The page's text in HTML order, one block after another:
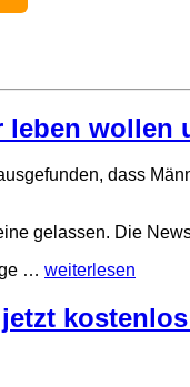
leben wollen
dass
gelassen. Die
… weiterlesen